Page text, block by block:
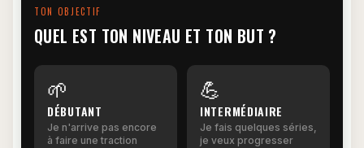
TON OBJECTIF
QUEL EST TON NIVEAU ET TON BUT ?
🌱
DÉBUTANT
Je n'arrive pas encore
à faire une traction
💪
INTERMÉDIAIRE
Je fais quelques séries,
je veux progresser